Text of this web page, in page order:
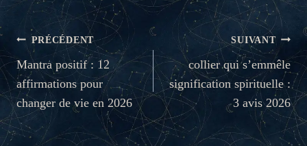
NAVIGATION
DE
L’ARTICLE
PRÉCÉDENT
Mantra positif : 12
affirmations pour
changer de vie en 2026
SUIVANT
collier qui s’emmêle
signification spirituelle :
3 avis 2026